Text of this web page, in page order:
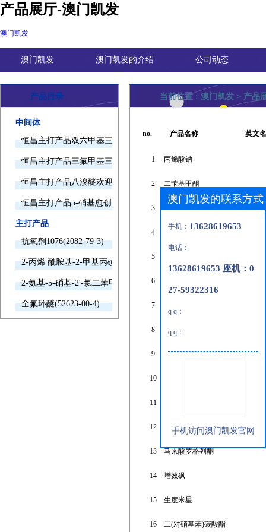
产品展厅-澳门凯发
澳门凯发
澳门凯发 澳门凯发的介绍 公司动态
产品目录
中间体
恒昌主打产品双六甲基三胺欢迎询价
恒昌主打产品三氟甲基三甲基硅烷欢迎询价
恒昌主打产品八溴醚欢迎询价
恒昌主打产品5-硝基愈创木酚钠欢迎询价
主打产品
抗氧剂1076(2082-79-3)
2-丙烯 酰胺基-2-甲基丙磺酸(15214-89-8)
2-氨基-5-硝基-2'-氯二苯甲酮(2011-66-7)
全氟环醚(52623-00-4)
当前位置 : 澳门凯发 > 产品
no. 产品名称 英文
1 丙烯酸钠
2 二苄基甲酮
3
4 对羟基苯甲酸丁酯钠
5
6
7
8 海藻糖
9 ( )-雪松醇
10
11
12 n,n'-二苯基硫脲
13 马来酸罗格列酮
14 增效砜
15 生度米星
16 二(对硝基苯)碳酸酯
澳门凯发的联系方式
手机： 13628619653
电话：
13628619653 座机：0
27-59322316
q q：
q q：
手机访问澳门凯发官网